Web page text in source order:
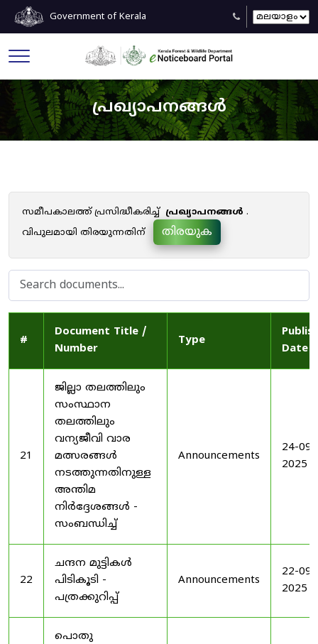
Government of Kerala
പ്രഖ്യാപനങ്ങൾ
സമീപകാലത്ത് പ്രസിദ്ധീകരിച്ച് പ്രഖ്യാപനങ്ങൾ .
വിപുലമായി തിരയുന്നതിന്
തിരയുക
#
Document Title /
Number
Type
Date
21
ജില്ലാ തലത്തിലും
സംസ്ഥാന
തലത്തിലും
വന്യജീവി വാര
മത്സരങ്ങൾ
നടത്തുന്നതിനുള്ള
അന്തിമ
നിർദ്ദേശങ്ങൾ -
സംബന്ധിച്ച്
Announcements
24-09-
2025
22
ചന്ദന മുട്ടികൾ
പിടികൂടി -
പത്രക്കുറിപ്പ്
Announcements
22-09-
2025
പൊതു